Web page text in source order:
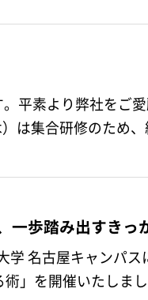
平素より弊社をご
は集合研修のため
一歩踏み出すきっ
名古屋キャンパ
」を開催いたしま